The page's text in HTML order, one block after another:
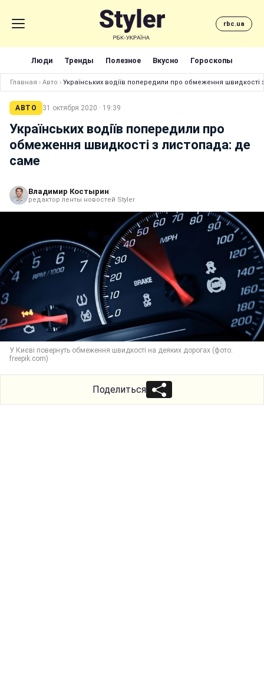
rbc.ua
Люди Тренды Полезное Вкусно Гороскопы
Главная › Авто › Українських водіїв попередили про обмеження
АВТО 31 октября 2020 · 19:39
Українських водіїв попередили про
обмеження швидкості з листопада: де
саме
Владимир Костырин
редактор ленты новостей Styler
У Києві повернуть обмеження швидкості на деяких дорогах (фото:
freepik.com)
Поделиться